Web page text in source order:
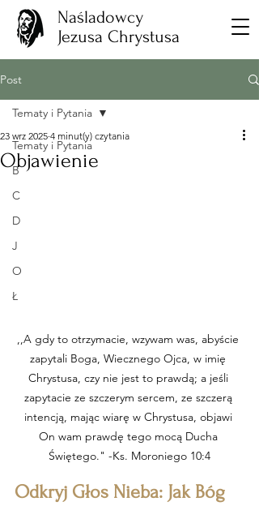
Naśladowcy
Jezusa Chrystusa
Post
Tematy i Pytania
B
C
D
J
O
Ł
Tematy i Pytania
Objawienie
23 wrz 2025 4 minut(y) czytania
,,A gdy to otrzymacie, wzywam was, abyście
zapytali Boga, Wiecznego Ojca, w imię
Chrystusa, czy nie jest to prawdą; a jeśli
zapytacie ze szczerym sercem, ze szczerą
intencją, mając wiarę w Chrystusa, objawi
On wam prawdę tego mocą Ducha
Świętego." -Ks. Moroniego 10:4
Odkryj Głos Nieba: Jak Bóg